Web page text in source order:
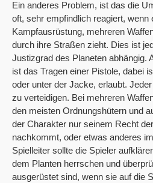
Ein anderes Problem, ist das die
oft, sehr empfindlich reagiert, wenn
Kampfausrüstung, mehreren
durch ihre Straßen zieht. Dies ist
Justizgrad des Planeten abhängig.
ist das Tragen einer Pistole, dabei
oder unter der Jacke, erlaubt.
zu verteidigen. Bei mehreren
den meisten Ordnungshütern und
der Charakter nur seinem Recht
nachkommt, oder etwas anderes
Spielleiter sollte die Spieler
dem Planten herrschen und
ausgerüstet sind, wenn sie auf die